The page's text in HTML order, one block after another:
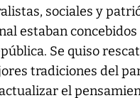
sociales y
estaban
Se quiso
tradiciones del
el